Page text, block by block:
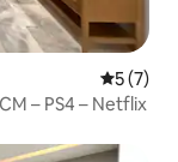
5 de
5 (7)
– PS4 – Netflix